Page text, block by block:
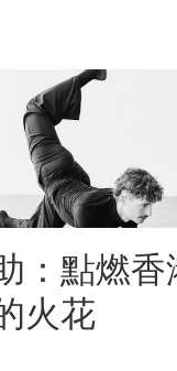
：點燃香
火花